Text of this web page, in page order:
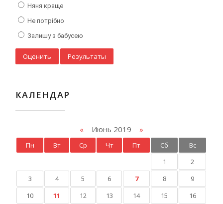
Няня краще
Не потрібно
Залишу з бабусею
КАЛЕНДАР
« Июнь 2019 »
Пн Вт Ср Чт Пт Сб
Вс
1
2
3
4 5 6 7 8
9
10
11 12 13 14 15
16